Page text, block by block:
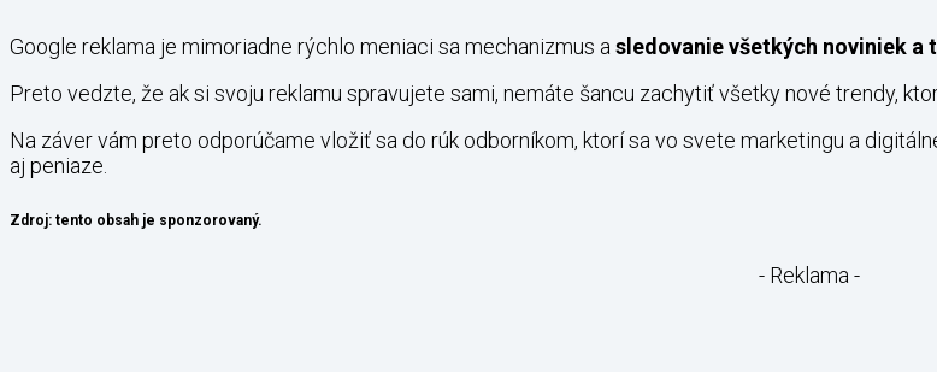
Google reklama je mimoriadne rýchlo meniaci sa mechanizmus asledovanie všetkých noviniek a
Preto vedzte, že ak si svoju reklamu spravujete sami, nemáte šancu zachytiť všetky nové trendy,
Na záver vám preto odporúčame vložiť sa do rúk odborníkom, ktorí sa vo svete marketingu a
aj peniaze.
Zdroj: tento obsah je sponzorovaný.
- Reklama -